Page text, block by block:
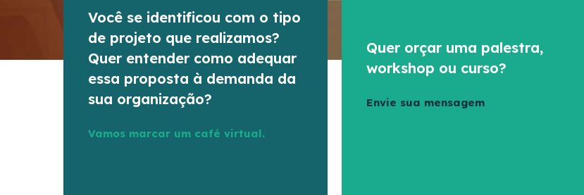
Você se identificou com o tipo
de projeto que realizamos?
Quer entender como adequar
essa proposta à demanda da
sua organização?
Vamos marcar um café virtual.
Quer orçar uma palestra,
workshop ou curso?
Envie sua mensagem